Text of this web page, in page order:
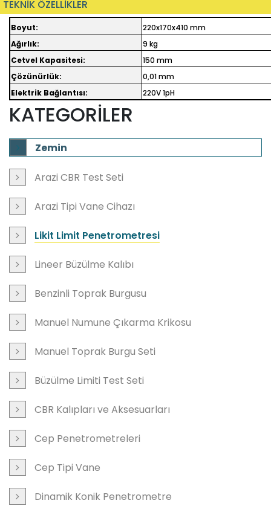
TEKNİK ÖZELLİKLER
Boyut:
220x170x410 mm
Ağırlık:
9 kg
Cetvel Kapasitesi:
150 mm
Çözünürlük:
0,01 mm
Elektrik Bağlantısı:
220V 1pH
KATEGORİLER
Zemin
Arazi CBR Test Seti
Arazi Tipi Vane Cihazı
Likit Limit Penetrometresi
Lineer Büzülme Kalıbı
Benzinli Toprak Burgusu
Manuel Numune Çıkarma Krikosu
Manuel Toprak Burgu Seti
Büzülme Limiti Test Seti
CBR Kalıpları ve Aksesuarları
Cep Penetrometreleri
Cep Tipi Vane
Dinamik Konik Penetrometre